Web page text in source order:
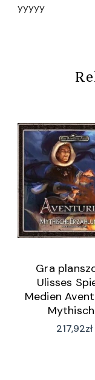
yyyyy
Gra
Ulisses
Medien
Geschichten
217,92zł